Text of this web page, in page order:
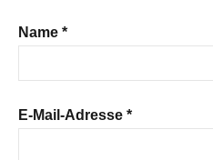
Name *
E-Mail-Adresse *